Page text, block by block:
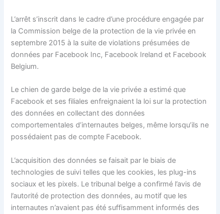
L’arrêt s’inscrit dans le cadre d’une procédure engagée par
la Commission belge de la protection de la vie privée en
septembre 2015 à la suite de violations présumées de
données par Facebook Inc, Facebook Ireland et Facebook
Belgium.
Le chien de garde belge de la vie privée a estimé que
Facebook et ses filiales enfreignaient la loi sur la protection
des données en collectant des données
comportementales d’internautes belges, même lorsqu’ils ne
possédaient pas de compte Facebook.
L’acquisition des données se faisait par le biais de
technologies de suivi telles que les cookies, les plug-ins
sociaux et les pixels. Le tribunal belge a confirmé l’avis de
l’autorité de protection des données, au motif que les
internautes n’avaient pas été suffisamment informés des